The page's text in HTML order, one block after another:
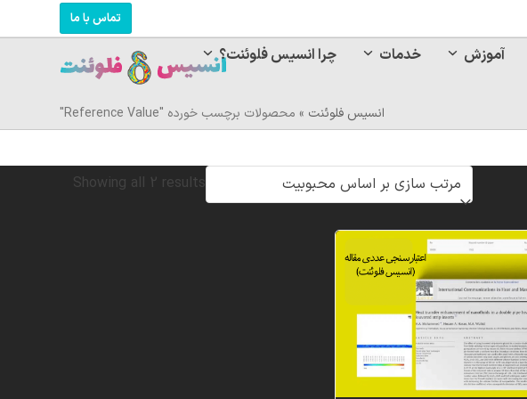
تماس با ما
چرا انسیس فلوئنت؟ خدمات آموزش
انسیس فلوئنت » محصولات برچسب خورده "Reference Value"
Showing all 2 results
Sorted